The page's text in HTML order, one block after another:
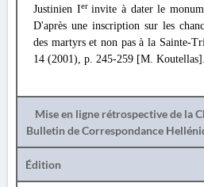
Justinien Ierinvite à dater le
D'après une inscription sur les
des martyrs et non pas à la Sainte-
14 (2001), p. 245-259 [M. Koutellas].
Mise en ligne rétrospective de la
Bulletin de Correspondance
Édition